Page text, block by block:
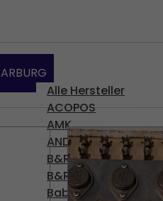
ARBURG
Alle Hersteller
ACOPOS
AMK
ANDERE
B&R
B&R
Babyplast